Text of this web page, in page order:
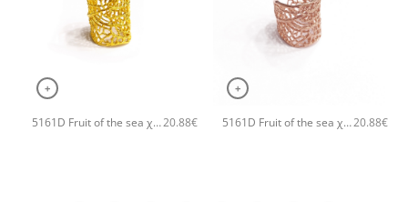
+
5161D Fruit of the sea χειροποίητο δαχτυλιδι Catherine bijoux Χρυσό20.88€
+
5161D Fruit of the sea χειροποίητο δαχτυλιδι Catherine bijoux Ροζ χρυσό20.88€